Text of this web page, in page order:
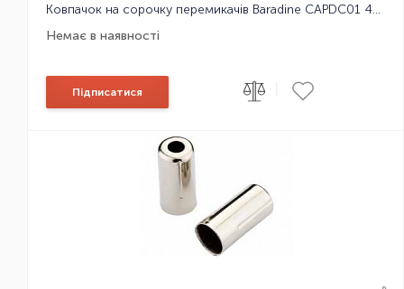
Ковпачок на сорочку перемикачів Baradine CAPDC01 4mm, 1шт
Немає в наявності
Підписатися